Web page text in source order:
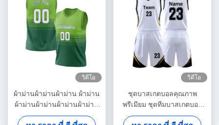
วิดีโอ
ผ้าม่านผ้าม่านผ้าม่าน ผ้าม่าน
ผ้าม่านผ้าม่านผ้าม่านผ้าม่าน
ผ้าม่านผ้าม่านผ้าม่านผ้าม่าน
วิดีโอ
ชุดบาสเกตบอลคุณภาพ
พรีเมียม ชุดทีมบาสเกตบอล
ดีไซน์ใหม่ โพลีเอสเตอร์ 100%